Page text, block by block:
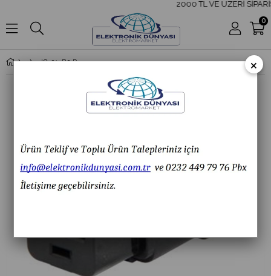
2000 TL VE ÜZERİ
0
IC-215B2 Power Seyyar Dişi C19 IC 215B2 IC215B2 ×